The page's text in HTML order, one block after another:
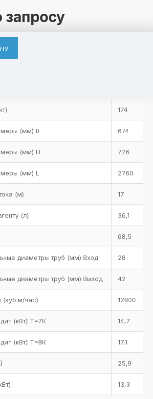
запросу
товара
174
(мм) B 674
(мм) H 726
(мм) L 2760
(м) 17
(л) 36,1
68,5
диаметры труб (мм) Bход 28
диаметры труб (мм) Bыход 42
(куб.м/час) 12800
(кBт) Т=7К 14,7
(кBт) Т=8К 17,1
25,9
13,3